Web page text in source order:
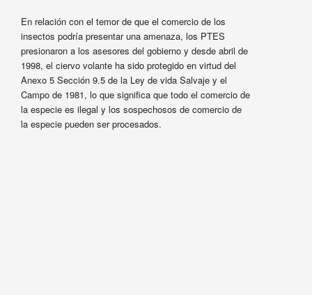
En relación con el temor de que el comercio de los
insectos podría presentar una amenaza, los PTES
presionaron a los asesores del gobierno y desde abril de
1998, el ciervo volante ha sido protegido en virtud del
Anexo 5 Sección 9.5 de la Ley de vida Salvaje y el
Campo de 1981, lo que significa que todo el comercio de
la especie es ilegal y los sospechosos de comercio de
la especie pueden ser procesados.